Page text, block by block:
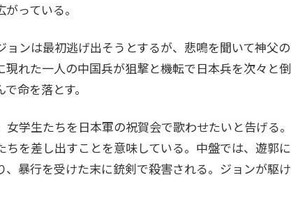
っている。
ンは最初逃げ出そうとするが、悲鳴を聞いて神父の
れた一人の中国兵が狙撃と機転で日本兵を次々と倒
命を落とす。
学生たちを日本軍の祝賀会で歌わせたいと告げる。
を差し出すことを意味している。中盤では、遊郭に
暴行を受けた末に銃剣で殺害される。ジョンが駆け